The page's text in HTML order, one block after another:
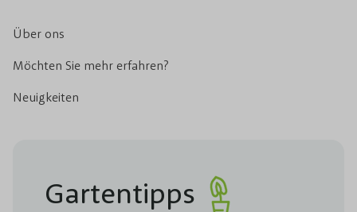
Über ons
Möchten Sie mehr erfahren?
Neuigkeiten
Gartentipps